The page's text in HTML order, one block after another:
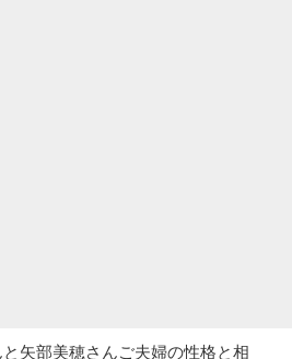
矢部美穂さんご夫婦の性格と相